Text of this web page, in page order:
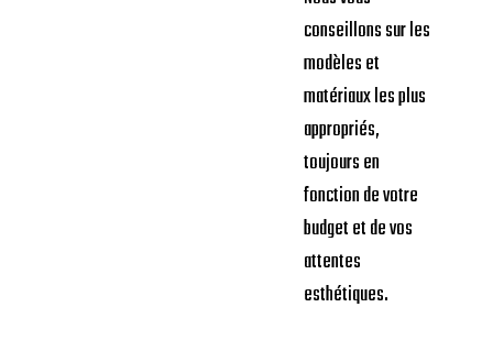
conseillons sur les
modèles et
matériaux les plus
appropriés,
toujours en
fonction de votre
budget et de vos
attentes
esthétiques.